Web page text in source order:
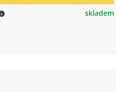
skladem